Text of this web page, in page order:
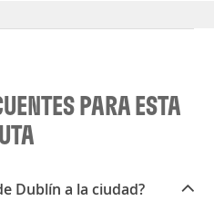
PARA ESTA
Dublín a la ciudad?